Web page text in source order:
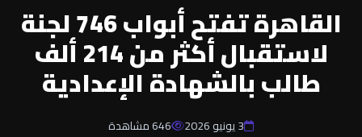
الرئيسية
الاخبار
القاهرة تفتح أبواب 746 لجنة
لاستقبال أكثر من 214 ألف
طالب بالشهادة الإعدادية
3 يونيو 2026 646 مشاهدة